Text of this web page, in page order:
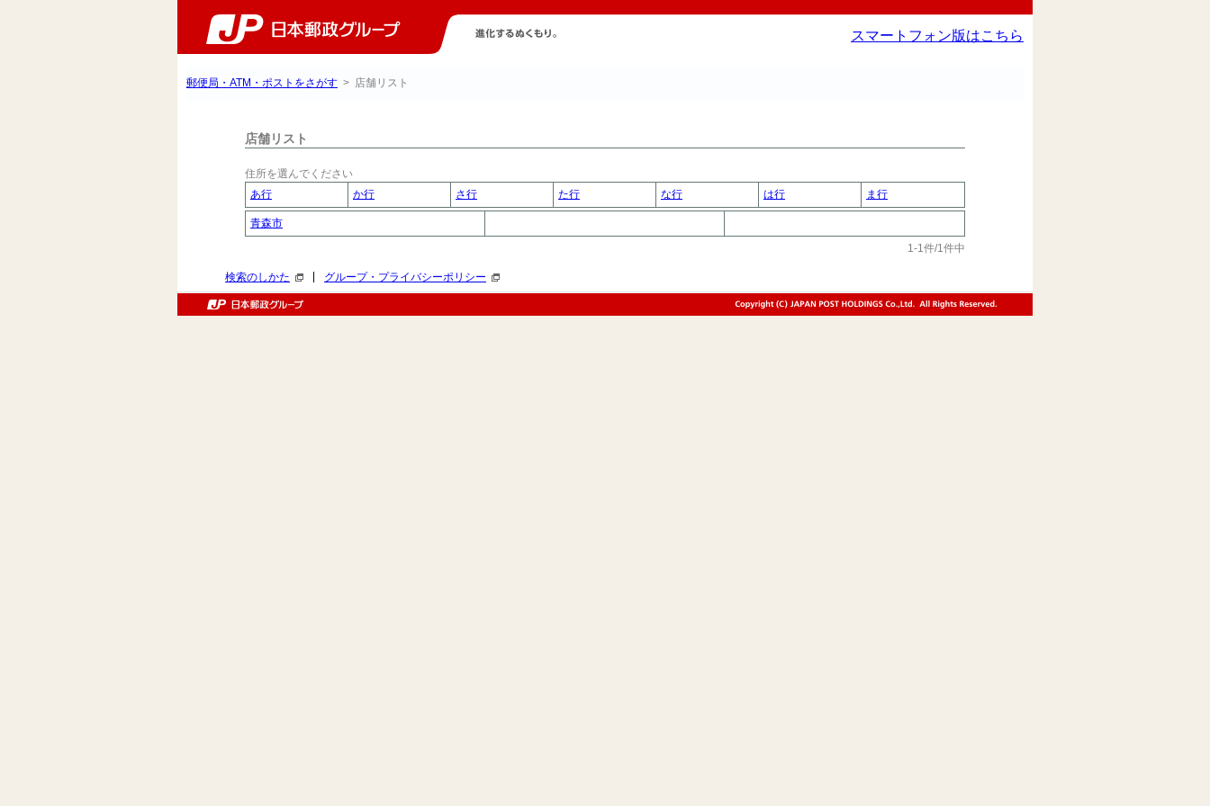
スマートフォン版はこちら
郵便局・ATM・ポストをさがす > 店舗リスト
店舗リスト
住所を選んでください
あ行
か行 さ行 た行 な行 は行 ま行
青森市
1-1件/1件中
検索のしかた グループ・プライバシーポリシー